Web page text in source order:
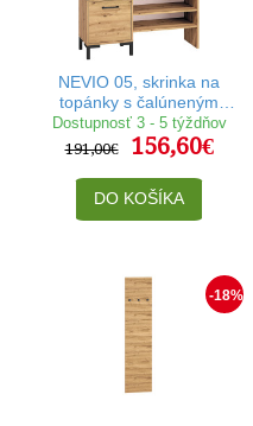
NEVIO 05, skrinka na
topánky s čalúneným
sedákom
Dostupnosť 3 - 5 týždňov
191,00€
156,60€
DO KOŠÍKA
-18%